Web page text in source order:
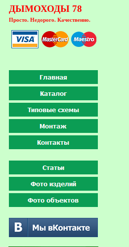
ДЫМОХОДЫ 78
Просто. Недорого. Качественно.